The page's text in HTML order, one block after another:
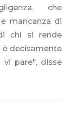
che
mancanza di
chi si rende
decisamente
vi pare", disse